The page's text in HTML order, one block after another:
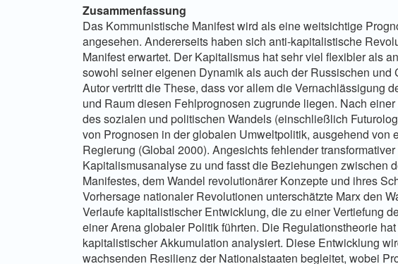
Zusammenfassung
Das Kommunistische Manifest wird als eine weitsichtige
angesehen. Andererseits haben sich anti-kapitalistische
Manifest erwartet. Der Kapitalismus hat sehr viel flexibler als
sowohl seiner eigenen Dynamik als auch der Russischen
Autor vertritt die These, dass vor allem die Vernachlässigung
und Raum diesen Fehlprognosen zugrunde liegen. Nach
des sozialen und politischen Wandels (einschließlich
von Prognosen in der globalen Umweltpolitik, ausgehend von
Regierung (Global 2000). Angesichts fehlender
Kapitalismusanalyse zu und fasst die Beziehungen zwischen
Manifestes, dem Wandel revolutionärer Konzepte und ihres
Vorhersage nationaler Revolutionen unterschätzte Marx den
Verlaufe kapitalistischer Entwicklung, die zu einer Vertiefung
einer Arena globaler Politik führten. Die Regulationstheorie
kapitalistischer Akkumulation analysiert. Diese Entwicklung
wachsenden Resilienz der Nationalstaaten begleitet, wobei